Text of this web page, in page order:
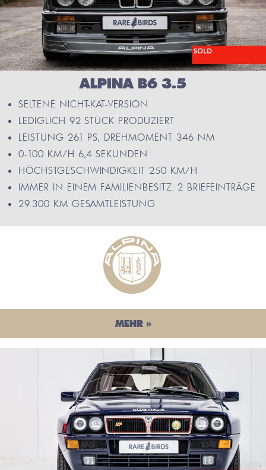
ALPINA B6 3.5
SELTENE NICHT-KAT-VERSION
LEDIGLICH 92 STÜCK PRODUZIERT
LEISTUNG 261 PS, DREHMOMENT 346 NM
0-100 KM/H 6,4 SEKUNDEN
HÖCHSTGESCHWINDIGKEIT 250 KM/H
IMMER IN EINEM FAMILIENBESITZ. 2 BRIEFEINTRÄGE
29.300 KM GESAMTLEISTUNG
MEHR »